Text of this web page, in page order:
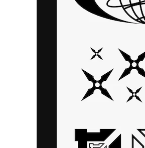
La plataforma
trabajo. Más
Español